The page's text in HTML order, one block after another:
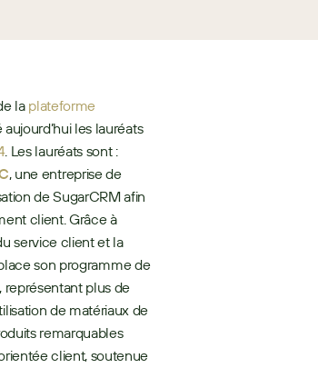
la plateforme
les lauréats
. Les lauréats sont :
, une entreprise de
de SugarCRM afin
client. Grâce à
service client et la
son programme de
représentant plus de
de matériaux de
remarquables
client, soutenue